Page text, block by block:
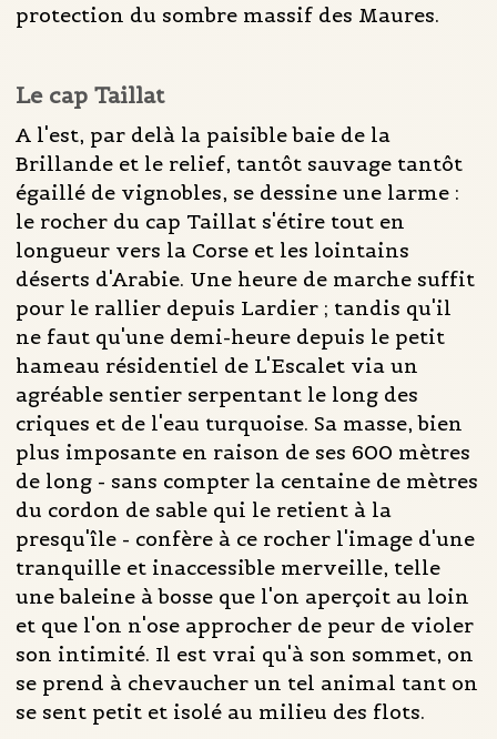
protection du sombre massif des Maures.
Le cap Taillat
A l'est, par delà la paisible baie de la
Brillande et le relief, tantôt sauvage tantôt
égaillé de vignobles, se dessine une larme :
le rocher du cap Taillat s'étire tout en
longueur vers la Corse et les lointains
déserts d'Arabie. Une heure de marche suffit
pour le rallier depuis Lardier ; tandis qu'il
ne faut qu'une demi-heure depuis le petit
hameau résidentiel de L'Escalet via un
agréable sentier serpentant le long des
criques et de l'eau turquoise. Sa masse, bien
plus imposante en raison de ses 600 mètres
de long - sans compter la centaine de mètres
du cordon de sable qui le retient à la
presqu'île - confère à ce rocher l'image d'une
tranquille et inaccessible merveille, telle
une baleine à bosse que l'on aperçoit au loin
et que l'on n'ose approcher de peur de violer
son intimité. Il est vrai qu'à son sommet, on
se prend à chevaucher un tel animal tant on
se sent petit et isolé au milieu des flots.